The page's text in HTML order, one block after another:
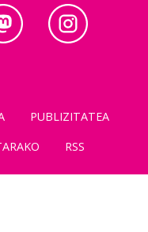
PUBLIZITATEA
RSS